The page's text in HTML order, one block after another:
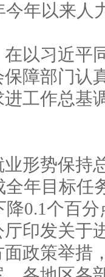
今年以来人
习近平同
障部门认
工作总基
势保持总
全年目标任
降0.1个百
厅印发关于
政策举措